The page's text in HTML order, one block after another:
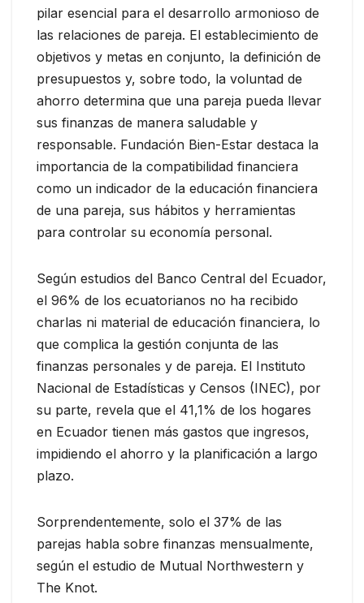
pilar esencial para el desarrollo armonioso de
las relaciones de pareja. El establecimiento de
objetivos y metas en conjunto, la definición de
presupuestos y, sobre todo, la voluntad de
ahorro determina que una pareja pueda llevar
sus finanzas de manera saludable y
responsable. Fundación Bien-Estar destaca la
importancia de la compatibilidad financiera
como un indicador de la educación financiera
de una pareja, sus hábitos y herramientas
para controlar su economía personal.
Según estudios del Banco Central del Ecuador,
el 96% de los ecuatorianos no ha recibido
charlas ni material de educación financiera, lo
que complica la gestión conjunta de las
finanzas personales y de pareja. El Instituto
Nacional de Estadísticas y Censos (INEC), por
su parte, revela que el 41,1% de los hogares
en Ecuador tienen más gastos que ingresos,
impidiendo el ahorro y la planificación a largo
plazo.
Sorprendentemente, solo el 37% de las
parejas habla sobre finanzas mensualmente,
según el estudio de Mutual Northwestern y
The Knot.